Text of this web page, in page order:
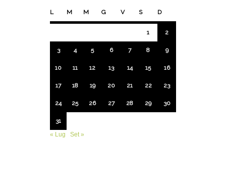
L M M G V S D
1 2
3 4 5 6 7 8 9
10 11 12 13 14 15 16
17 18 19 20 21 22 23
24 25 26 27 28 29 30
31
« Lug
Set »